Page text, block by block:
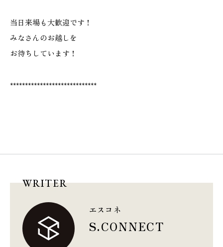
当日来場も大歓迎です！
みなさんのお越しを
お待ちしています！
*****************************
WRITER
エスコネ
S.CONNECT